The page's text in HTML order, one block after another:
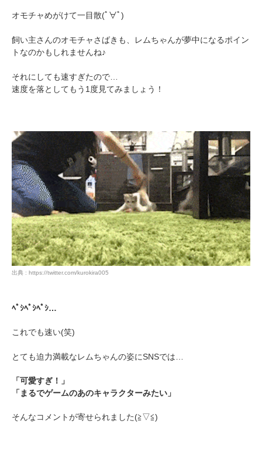
オモチャめがけて一目散(ﾟ∀ﾟ)
飼い主さんのオモチャさばきも、レムちゃんが夢中になるポイン
トなのかもしれませんね♪
それにしても速すぎたので…
速度を落としてもう1度見てみましょう！
出典 : https://twitter.com/kurokira005
ﾍﾟｼﾍﾟｼﾍﾟｼ…
これでも速い(笑)
とても迫力満載なレムちゃんの姿にSNSでは…
「可愛すぎ！」
「まるでゲームのあのキャラクターみたい」
そんなコメントが寄せられました(≧▽≦)